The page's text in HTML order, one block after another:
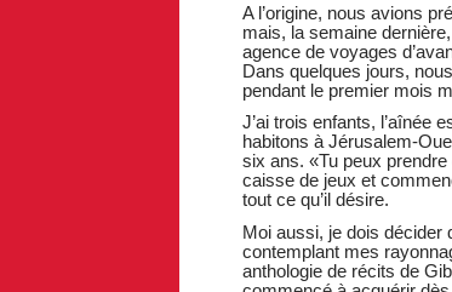
A l’origine, nous avions
mais, la semaine
agence de voyages
Dans quelques jours,
pendant le premier mois
J’ai trois enfants, l’aînée
habitons à Jérusalem-
six ans. «Tu peux
caisse de jeux et
tout ce qu’il désire.
Moi aussi, je dois décider
contemplant mes
anthologie de récits de